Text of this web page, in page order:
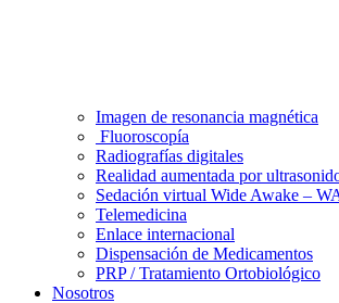
Imagen de resonancia magnética
Fluoroscopía
Radiografías digitales
Realidad aumentada por
Sedación virtual Wide Awake –
Telemedicina
Enlace internacional
Dispensación de Medicamentos
PRP / Tratamiento Ortobiológico
Nosotros